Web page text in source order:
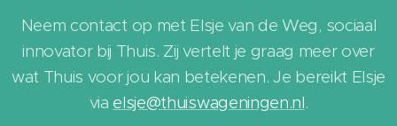
Neem contact op met Elsje van de Weg, sociaal
innovator bij Thuis. Zij vertelt je graag meer over
wat Thuis voor jou kan betekenen. Je bereikt Elsje
via elsje@thuiswageningen.nl.